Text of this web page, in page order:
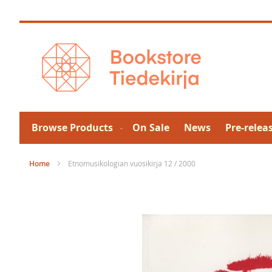
to
Browse Products On Sale News Pre-
Home Etnomusikologian vuosikirja 12 / 2000